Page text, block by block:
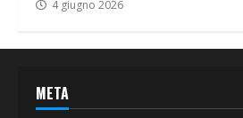
4 giugno 2026
META